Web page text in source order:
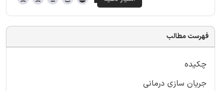
فهرست مطالب
چکیده
جریان سازی درمانی